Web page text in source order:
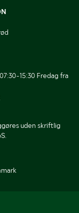
15:30 Fredag fra
uden skriftlig